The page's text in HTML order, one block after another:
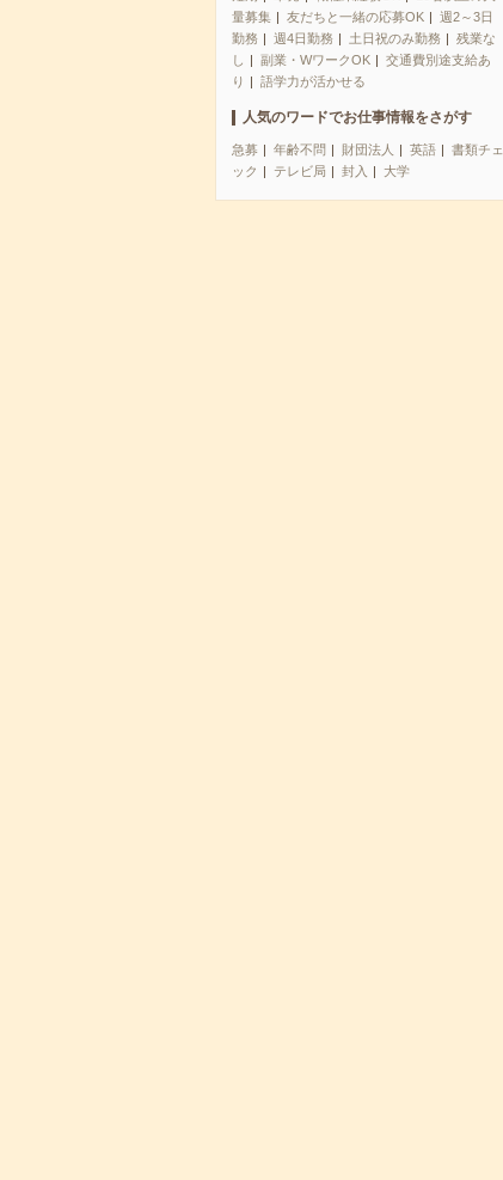
量募集
友だちと一緒の応募OK
週2～3日
勤務
週4日勤務 土日祝のみ勤務
残業な
し
副業・WワークOK
交通費別途支給あ
り
語学力が活かせる
人気のワードでお仕事情報をさがす
急募 年齢不問 財団法人 英語
書類チェ
ック
テレビ局 封入 大学